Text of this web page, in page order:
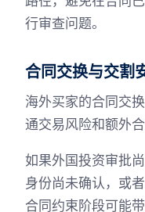
行审查问题。
合同交换与交割
海外买家的合同交
通交易风险和额外合
如果外国投资审批
身份尚未确认，或
合同约束阶段可能带